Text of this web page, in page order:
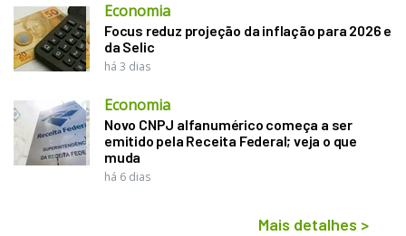
Economia
Focus reduz projeção da inflação para 2026 e
da Selic
há 3 dias
Economia
Novo CNPJ alfanumérico começa a ser
emitido pela Receita Federal; veja o que
muda
há 6 dias
Mais detalhes >